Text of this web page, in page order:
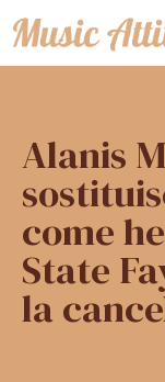
Vai
al
Alanis
come
State
la